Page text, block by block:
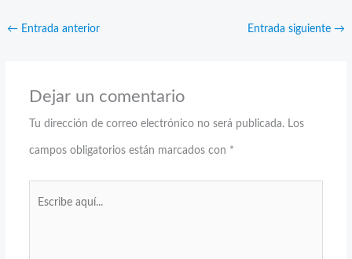
← Entrada anterior Entrada siguiente →
Dejar un comentario
Tu dirección de correo electrónico no será publicada. Los
campos obligatorios están marcados con *